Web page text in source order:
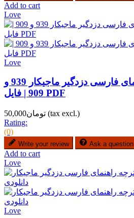
Add to cart
Love
Love
کاتالوگ و دفترچه راهنمای فارسی دزدگیر ماجیکار 939 و
909 | فایل PDF
تومان50,000 (tax excl.)
Rating:
(0)
Write your review Ask a question
Add to cart
Love
Love